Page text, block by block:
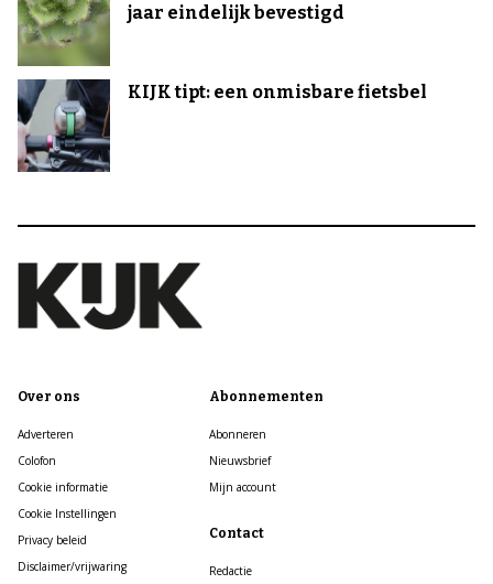
jaar eindelijk bevestigd
KIJK tipt: een onmisbare fietsbel
Over ons
Adverteren
Colofon
Cookie informatie
Cookie Instellingen
Privacy beleid
Disclaimer/vrijwaring
Abonnementen
Abonneren
Nieuwsbrief
Mijn account
Contact
Redactie